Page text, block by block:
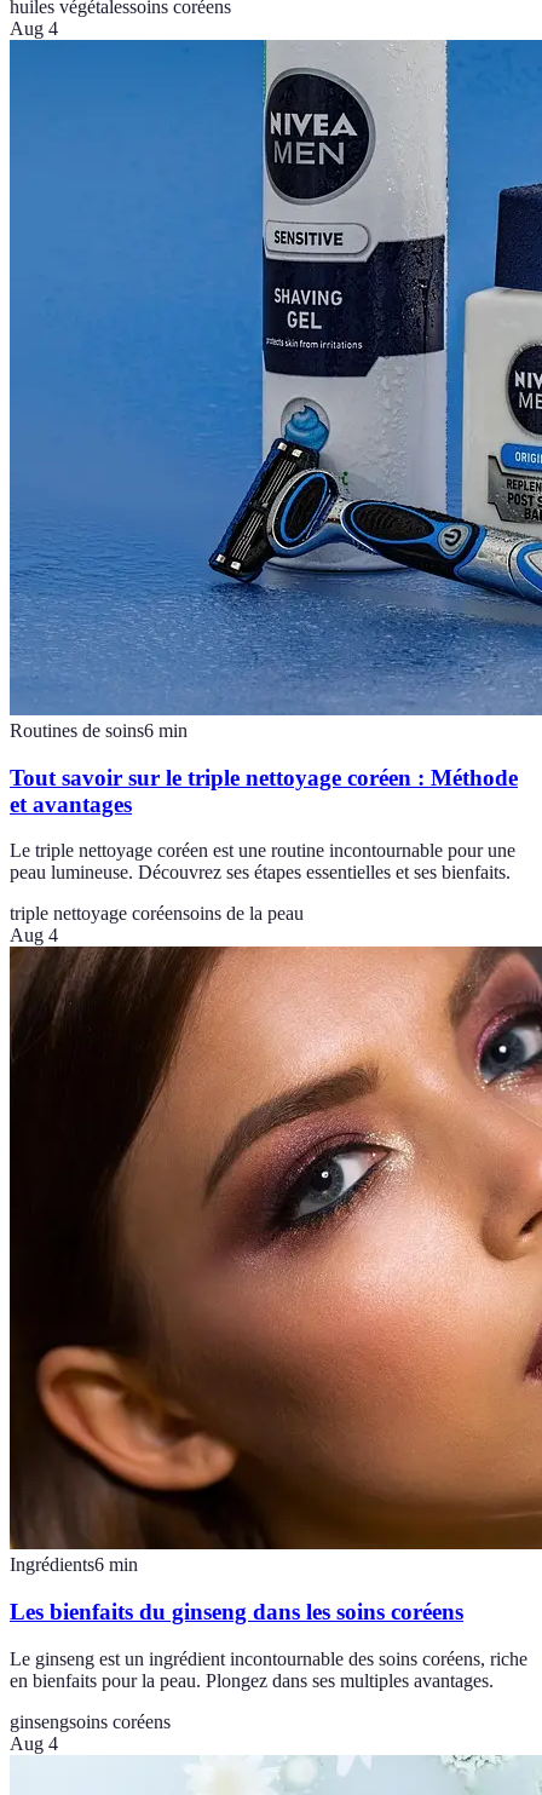
huiles végétalessoins coréens
Aug 4
Routines de soins6 min
Tout savoir sur le triple nettoyage coréen : Méthode
et avantages
Le triple nettoyage coréen est une routine incontournable pour une
peau lumineuse. Découvrez ses étapes essentielles et ses bienfaits.
triple nettoyage coréensoins de la peau
Aug 4
Ingrédients6 min
Les bienfaits du ginseng dans les soins coréens
Le ginseng est un ingrédient incontournable des soins coréens, riche
en bienfaits pour la peau. Plongez dans ses multiples avantages.
ginsengsoins coréens
Aug 4